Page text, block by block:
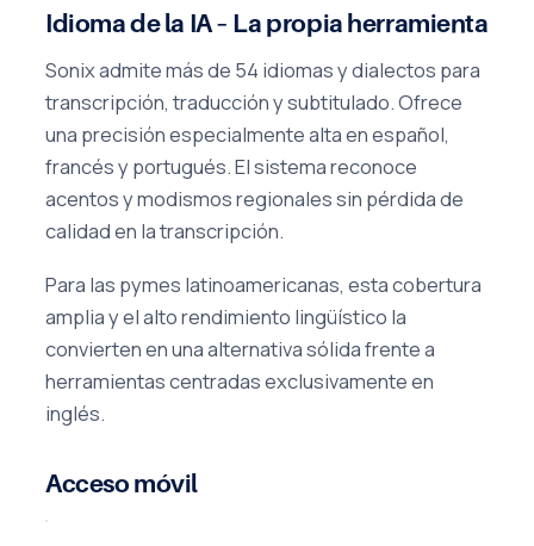
Idioma de la IA – La propia herramienta
Sonix admite más de 54 idiomas y dialectos para
transcripción, traducción y subtitulado. Ofrece
una precisión especialmente alta en español,
francés y portugués. El sistema reconoce
acentos y modismos regionales sin pérdida de
calidad en la transcripción.
Para las pymes latinoamericanas, esta cobertura
amplia y el alto rendimiento lingüístico la
convierten en una alternativa sólida frente a
herramientas centradas exclusivamente en
inglés.
Acceso móvil